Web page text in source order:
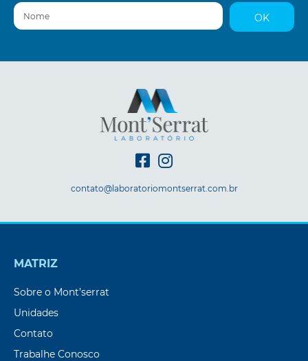
Nome
OK
contato@laboratoriomontserrat.com.br
MATRIZ
Sobre o Mont’serrat
Unidades
Contato
Trabalhe Conosco